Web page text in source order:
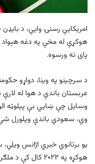
امریکايي رسنۍ وايي، د
هوکړې له مخې په دغه هېواد
پای ته ورسوه.
د سرچينو په وینا، دواړو
عربستان باندې د هوا له
وسايل چې ښايي بې پيلوټه
وي، سعودي باندې وپلورل
يو برتانوي خبري اژانس
هوکړه په ۲۰۲۲